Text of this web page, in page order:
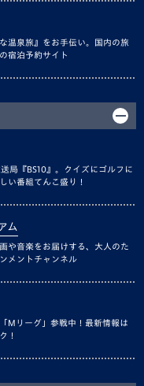
温泉旅』をお手伝い。国内の旅
宿泊予約サイト
局『BS10』。クイズにゴルフに
い番組てんこ盛り！
ム
や音楽をお届けする、大人のた
メントチャンネル
Mリーグ」参戦中！最新情報は
！